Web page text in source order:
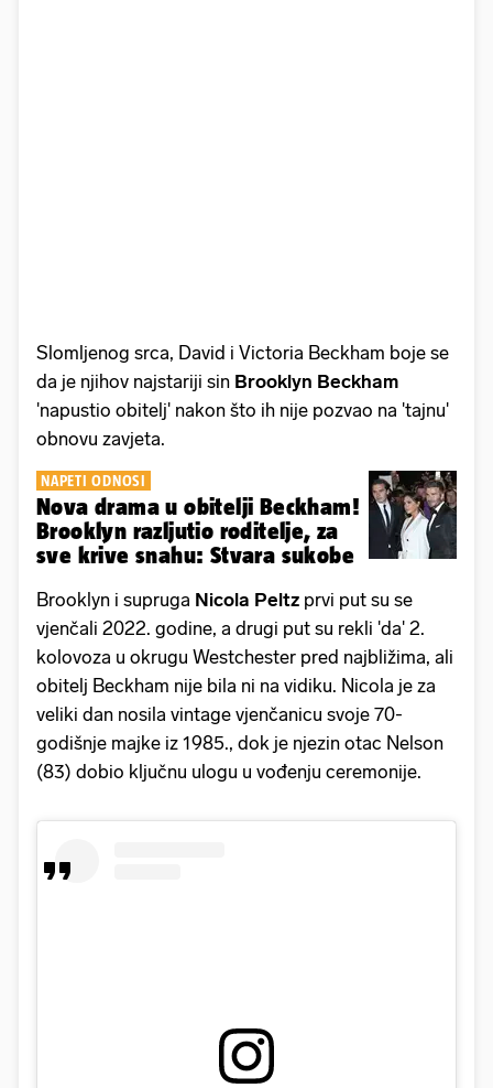
Slomljenog srca, David i Victoria Beckham boje se
da je njihov najstariji sin Brooklyn Beckham
'napustio obitelj' nakon što ih nije pozvao na 'tajnu'
obnovu zavjeta.
NAPETI ODNOSI
Nova drama u obitelji Beckham!
Brooklyn razljutio roditelje, za
sve krive snahu: Stvara sukobe
Brooklyn i supruga Nicola Peltz prvi put su se
vjenčali 2022. godine, a drugi put su rekli 'da' 2.
kolovoza u okrugu Westchester pred najbližima, ali
obitelj Beckham nije bila ni na vidiku. Nicola je za
veliki dan nosila vintage vjenčanicu svoje 70-
godišnje majke iz 1985., dok je njezin otac Nelson
(83) dobio ključnu ulogu u vođenju ceremonije.